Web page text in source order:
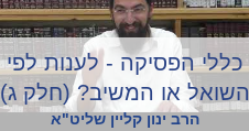
כללי הפסיקה - לענות לפי
השואל או המשיב? (חלק ג)
הרב ינון קליין שליט"א